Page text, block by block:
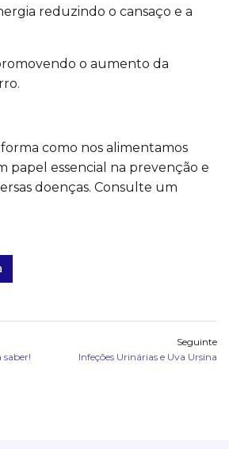
reduzindo o cansaço e a
o aumento da
como nos alimentamos
papel essencial na prevenção e
doenças. Consulte um
Seguinte
Infeções Urinárias e Uva Ursina